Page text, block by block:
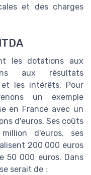
et des charges
les dotations aux
aux résultats
les intérêts. Pour
un exemple
en France avec un
d'euros. Ses coûts
d'euros, ses
200 000 euros
50 000 euros. Dans
serait de :